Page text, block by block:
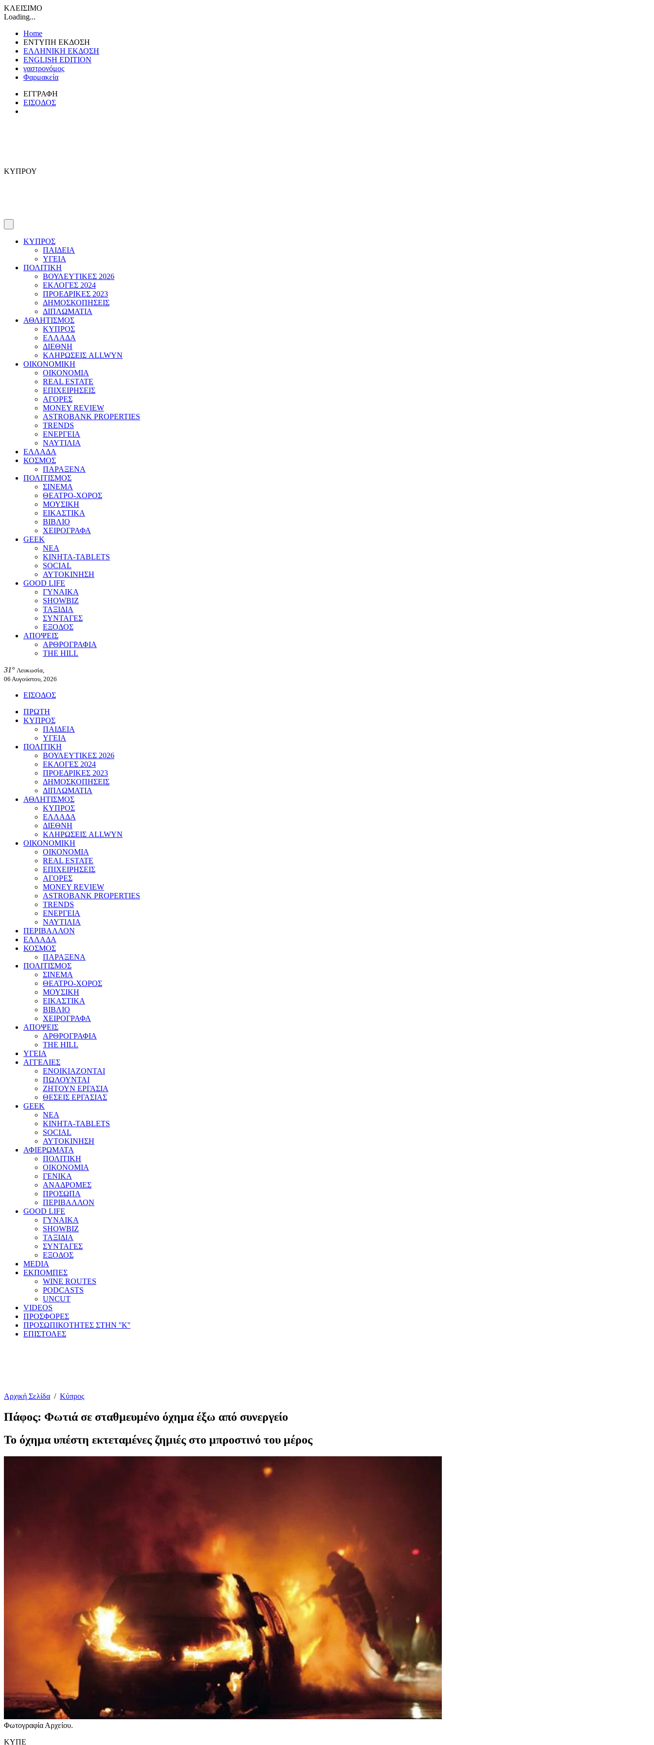
ΚΛΕΙΣΙΜΟ
Loading...
Home
ΕΝΤΥΠΗ ΕΚΔΟΣΗ
ΕΛΛΗΝΙΚΗ ΕΚΔΟΣΗ
ENGLISH EDITION
γαστρονόμος
Φαρμακεία
ΕΓΓΡΑΦΗ
ΕΙΣΟΔΟΣ
ΚΥΠΡΟΥ
ΚΥΠΡΟΣ
ΠΑΙΔΕΙΑ
ΥΓΕΙΑ
ΠΟΛΙΤΙΚΗ
ΒΟΥΛΕΥΤΙΚΕΣ 2026
ΕΚΛΟΓΕΣ 2024
ΠΡΟΕΔΡΙΚΕΣ 2023
ΔΗΜΟΣΚΟΠΗΣΕΙΣ
ΔΙΠΛΩΜΑΤΙΑ
ΑΘΛΗΤΙΣΜΟΣ
ΚΥΠΡΟΣ
ΕΛΛΑΔΑ
ΔΙΕΘΝΗ
ΚΛΗΡΩΣΕΙΣ ALLWYN
ΟΙΚΟΝΟΜΙΚΗ
ΟΙΚΟΝΟΜΙΑ
REAL ESTATE
ΕΠΙΧΕΙΡΗΣΕΙΣ
ΑΓΟΡΕΣ
MONEY REVIEW
ASTROBANK PROPERTIES
TRENDS
ΕΝΕΡΓΕΙΑ
ΝΑΥΤΙΛΙΑ
ΕΛΛΑΔΑ
ΚΟΣΜΟΣ
ΠΑΡΑΞΕΝΑ
ΠΟΛΙΤΙΣΜΟΣ
ΣΙΝΕΜΑ
ΘΕΑΤΡΟ-ΧΟΡΟΣ
ΜΟΥΣΙΚΗ
ΕΙΚΑΣΤΙΚΑ
ΒΙΒΛΙΟ
ΧΕΙΡΟΓΡΑΦΑ
GEEK
ΝΕΑ
ΚΙΝΗΤΑ-TABLETS
SOCIAL
ΑΥΤΟΚΙΝΗΣΗ
GOOD LIFE
ΓΥΝΑΙΚΑ
SHOWBIZ
ΤΑΞΙΔΙΑ
ΣΥΝΤΑΓΕΣ
ΕΞΟΔΟΣ
ΑΠΟΨΕΙΣ
ΑΡΘΡΟΓΡΑΦΙΑ
THE HILL
31° Λευκωσία,
06 Αυγούστου, 2026
ΕΙΣΟΔΟΣ
ΠΡΩΤΗ
ΚΥΠΡΟΣ
ΠΑΙΔΕΙΑ
ΥΓΕΙΑ
ΠΟΛΙΤΙΚΗ
ΒΟΥΛΕΥΤΙΚΕΣ 2026
ΕΚΛΟΓΕΣ 2024
ΠΡΟΕΔΡΙΚΕΣ 2023
ΔΗΜΟΣΚΟΠΗΣΕΙΣ
ΔΙΠΛΩΜΑΤΙΑ
ΑΘΛΗΤΙΣΜΟΣ
ΚΥΠΡΟΣ
ΕΛΛΑΔΑ
ΔΙΕΘΝΗ
ΚΛΗΡΩΣΕΙΣ ALLWYN
ΟΙΚΟΝΟΜΙΚΗ
ΟΙΚΟΝΟΜΙΑ
REAL ESTATE
ΕΠΙΧΕΙΡΗΣΕΙΣ
ΑΓΟΡΕΣ
MONEY REVIEW
ASTROBANK PROPERTIES
TRENDS
ΕΝΕΡΓΕΙΑ
ΝΑΥΤΙΛΙΑ
ΠΕΡΙΒΑΛΛΟΝ
ΕΛΛΑΔΑ
ΚΟΣΜΟΣ
ΠΑΡΑΞΕΝΑ
ΠΟΛΙΤΙΣΜΟΣ
ΣΙΝΕΜΑ
ΘΕΑΤΡΟ-ΧΟΡΟΣ
ΜΟΥΣΙΚΗ
ΕΙΚΑΣΤΙΚΑ
ΒΙΒΛΙΟ
ΧΕΙΡΟΓΡΑΦΑ
ΑΠΟΨΕΙΣ
ΑΡΘΡΟΓΡΑΦΙΑ
THE HILL
ΥΓΕΙΑ
ΑΓΓΕΛΙΕΣ
ΕΝΟΙΚΙΑΖΟΝΤΑΙ
ΠΩΛΟΥΝΤΑΙ
ΖΗΤΟΥΝ ΕΡΓΑΣΙΑ
ΘΕΣΕΙΣ ΕΡΓΑΣΙΑΣ
GEEK
ΝΕΑ
ΚΙΝΗΤΑ-TABLETS
SOCIAL
ΑΥΤΟΚΙΝΗΣΗ
ΑΦΙΕΡΩΜΑΤΑ
ΠΟΛΙΤΙΚΗ
ΟΙΚΟΝΟΜΙΑ
ΓΕΝΙΚΑ
ΑΝΑΔΡΟΜΕΣ
ΠΡΟΣΩΠΑ
ΠΕΡΙΒΑΛΛΟΝ
GOOD LIFE
ΓΥΝΑΙΚΑ
SHOWBIZ
ΤΑΞΙΔΙΑ
ΣΥΝΤΑΓΕΣ
ΕΞΟΔΟΣ
MEDIA
ΕΚΠΟΜΠΕΣ
WINE ROUTES
PODCASTS
UNCUT
VIDEOS
ΠΡΟΣΦΟΡΕΣ
ΠΡΟΣΩΠΙΚΟΤΗΤΕΣ ΣΤΗΝ ''Κ''
ΕΠΙΣΤΟΛΕΣ
Αρχική Σελίδα / Κύπρος
Πάφος: Φωτιά σε σταθμευμένο όχημα έξω από συνεργείο
Το όχημα υπέστη εκτεταμένες ζημιές στο μπροστινό του μέρος
Φωτογραφία Αρχείου.
ΚΥΠΕ